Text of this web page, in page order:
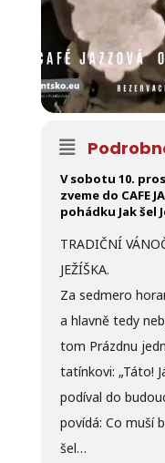
V sobotu 10.
zveme do CAFE
pohádku Jak šel
TRADIČNÍ
JEŽÍŠKA.
Za sedmero
a hlavně tedy
tom Prázdnu
tatínkovi: „Táto!
podíval do
povídá: Co muší
šel…